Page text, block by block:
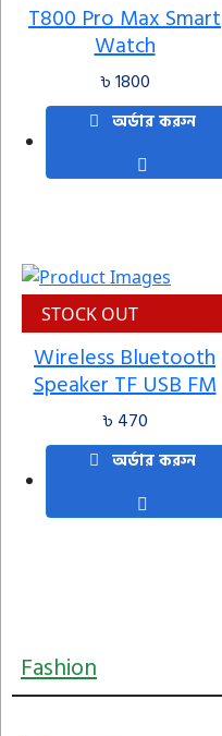
T800 Pro Max Smart
Watch
৳ 1800
অর্ডার করুন
STOCK OUT
Wireless Bluetooth
Speaker TF USB FM
৳ 470
অর্ডার করুন
Fashion